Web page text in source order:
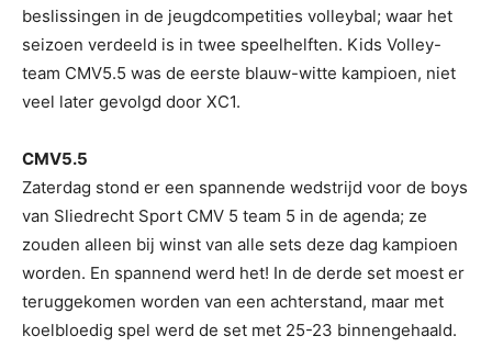
beslissingen in de jeugdcompetities volleybal; waar het
seizoen verdeeld is in twee speelhelften. Kids Volley-
team CMV5.5 was de eerste blauw-witte kampioen, niet
veel later gevolgd door XC1.
CMV5.5
Zaterdag stond er een spannende wedstrijd voor de boys
van Sliedrecht Sport CMV 5 team 5 in de agenda; ze
zouden alleen bij winst van alle sets deze dag kampioen
worden. En spannend werd het! In de derde set moest er
teruggekomen worden van een achterstand, maar met
koelbloedig spel werd de set met 25-23 binnengehaald.